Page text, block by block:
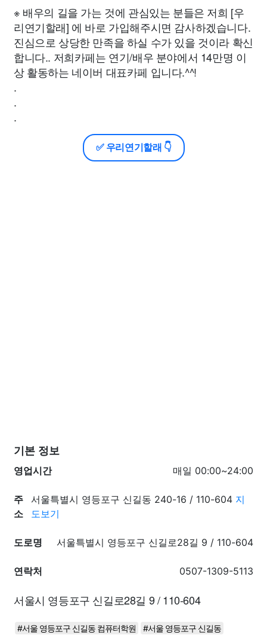
※ 배우의 길을 가는 것에 관심있는 분들은 저희 [우
리연기할래] 에 바로 가입해주시면 감사하겠습니다.
진심으로 상당한 만족을 하실 수가 있을 것이라 확신
합니다.. 저희카페는 연기/배우 분야에서 14만명 이
상 활동하는 네이버 대표카페 입니다.^^!
.
.
.
✅ 우리연기할래 👇
기본 정보
영업시간
매일 00:00~24:00
주
소
서울특별시 영등포구 신길동 240-16 / 110-604 지
도보기
도로명 서울특별시 영등포구 신길로28길 9 / 110-604
연락처 0507-1309-5113
서울시 영등포구 신길로28길 9 / 110-604
#서울 영등포구 신길동 컴퓨터학원 #서울 영등포구 신길동